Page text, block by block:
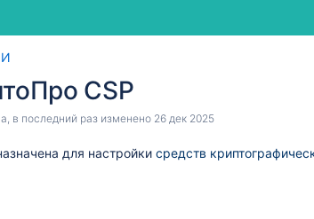
концу
баннера
началу
баннераCSP
, в последний раз изменено 26 дек 2025
для настройки средств